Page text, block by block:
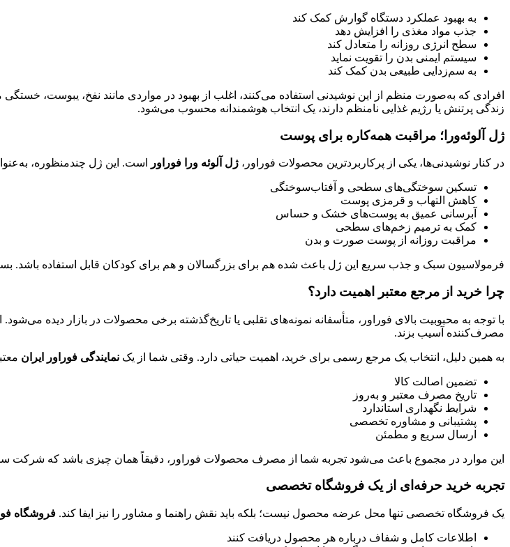
به بهبود عملکرد دستگاه گوارش کمک کند
جذب مواد مغذی را افزایش دهد
سطح انرژی روزانه را متعادل کند
سیستم ایمنی بدن را تقویت نماید
به سم‌زدایی طبیعی بدن کمک کند
افرادی که به‌صورت منظم از این نوشیدنی استفاده می‌کنند، اغلب از بهبود در مواردی مانند نفخ،
زندگی پرتنش یا رژیم غذایی نامنظم دارند، یک انتخاب هوشمندانه محسوب می‌شود.
ژل آلوئه‌ورا؛ مراقبت همه‌کاره برای پوست
در کنار نوشیدنی‌ها، یکی از پرکاربردترین محصولات فوراور، ژل آلوئه ورا فوراور است. این ژل چندمنظوره،
تسکین سوختگی‌های سطحی و آفتاب‌سوختگی
کاهش التهاب و قرمزی پوست
آبرسانی عمیق به پوست‌های خشک و حساس
کمک به ترمیم زخم‌های سطحی
مراقبت روزانه از پوست صورت و بدن
فرمولاسیون سبک و جذب سریع این ژل باعث شده هم برای بزرگسالان و هم برای کودکان قابل استفاده باشد.
چرا خرید از مرجع معتبر اهمیت دارد؟
با توجه به محبوبیت بالای فوراور، متأسفانه نمونه‌های تقلبی یا تاریخ‌گذشته برخی محصولات در بازار دیده
مصرف‌کننده آسیب بزند.
به همین دلیل، انتخاب یک مرجع رسمی برای خرید، اهمیت حیاتی دارد. وقتی شما از یک نمایندگی فوراور ایران
تضمین اصالت کالا
تاریخ مصرف معتبر و به‌روز
شرایط نگهداری استاندارد
پشتیبانی و مشاوره تخصصی
ارسال سریع و مطمئن
این موارد در مجموع باعث می‌شود تجربه شما از مصرف محصولات فوراور، دقیقاً همان چیزی باشد که شرکت
تجربه خرید حرفه‌ای از یک فروشگاه تخصصی
یک فروشگاه تخصصی تنها محل عرضه محصول نیست؛ بلکه باید نقش راهنما و مشاور را نیز ایفا کند. فروشگاه
اطلاعات کامل و شفاف درباره هر محصول دریافت کنند